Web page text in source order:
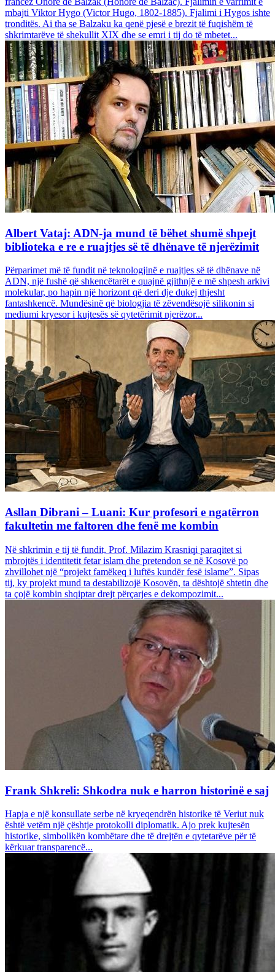
mbajti Viktor Hygo (Victor Hugo, 1802-1885). Fjalimi i Hygos ishte
tronditës. Ai tha se Balzaku ka qenë pjesë e brezit të fuqishëm të
shkrimtarëve të shekullit XIX dhe se emri i tij do të mbetet...
Albert Vataj: ADN-ja mund të bëhet shumë shpejt
biblioteka e re e ruajtjes së të dhënave të njerëzimit
Përparimet më të fundit në teknologjinë e ruajtjes së të dhënave në
ADN, një fushë që shkencëtarët e quajnë gjithnjë e më shpesh arkivi
molekular, po hapin një horizont që deri dje dukej thjesht
fantashkencë. Mundësinë që biologjia të zëvendësojë silikonin si
mediumi kryesor i kujtesës së qytetërimit njerëzor...
Asllan Dibrani – Luani: Kur profesori e ngatërron
fakultetin me faltoren dhe fenë me kombin
Në shkrimin e tij të fundit, Prof. Milazim Krasniqi paraqitet si
mbrojtës i identitetit fetar islam dhe pretendon se në Kosovë po
zhvillohet një “projekt famëkeq i luftës kundër fesë islame”. Sipas
tij, ky projekt mund ta destabilizojë Kosovën, ta dështojë shtetin dhe
ta çojë kombin shqiptar drejt përçarjes e dekompozimit...
Frank Shkreli: Shkodra nuk e harron historinë e saj
Hapja e një konsullate serbe në kryeqendrën historike të Veriut nuk
është vetëm një çështje protokolli diplomatik. Ajo prek kujtesën
historike, simbolikën kombëtare dhe të drejtën e qytetarëve për të
kërkuar transparencë...